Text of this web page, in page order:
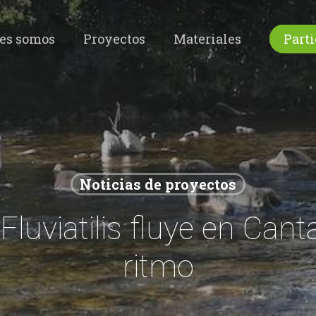
somos Proyectos Materiales
Noticias de proyectos
fluye en
ritmo